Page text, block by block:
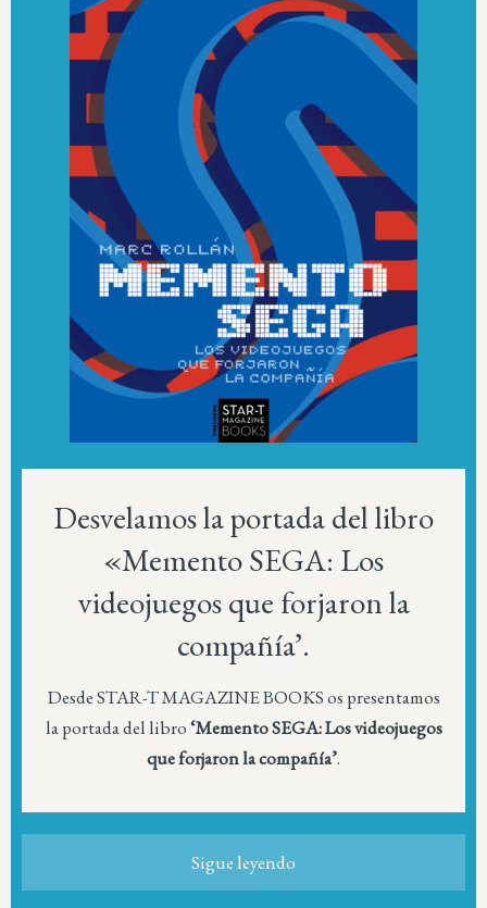
Desvelamos la portada del libro
«Memento SEGA: Los
videojuegos que forjaron la
compañía’.
Desde STAR-T MAGAZINE BOOKS os presentamos
la portada del libro‘Memento SEGA: Los videojuegos
que forjaron la compañía’.
Sigue leyendo